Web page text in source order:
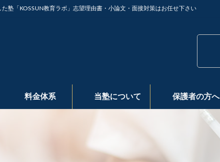
塾「KOSSUN教育ラボ」志望理由書・小論文・面接対策はお任せ下さい
料金体系 当塾について 保護者の方へ